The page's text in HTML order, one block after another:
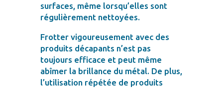
surfaces, même lorsqu’elles sont
régulièrement nettoyées.
Frotter vigoureusement avec des
produits décapants n’est pas
toujours efficace et peut même
abîmer la brillance du métal. De plus,
l’utilisation répétée de produits